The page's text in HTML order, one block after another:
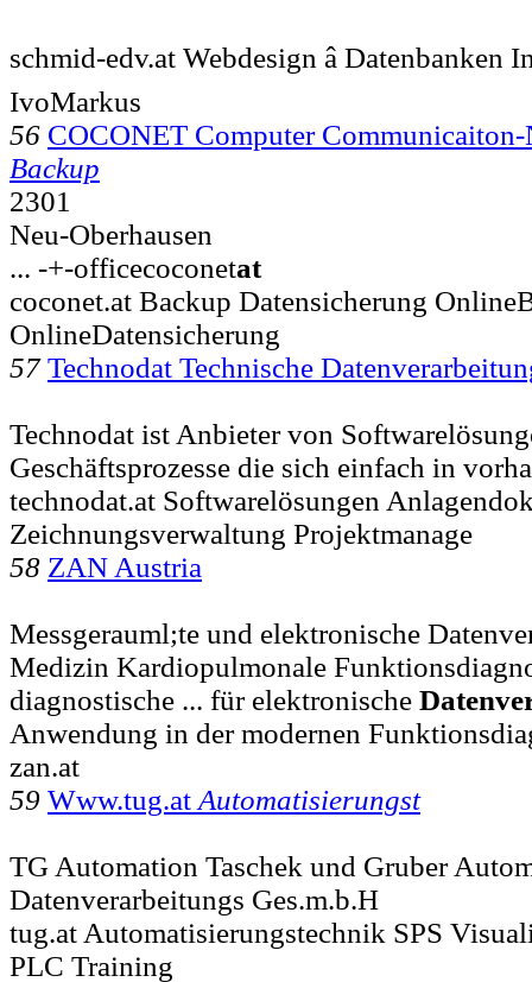
schmid-edv.at Webdesign â
IvoMarkus
56 COCONET Computer
Backup
2301
Neu-Oberhausen
... -+-officecoconetat
coconet.at Backup Datensicherung
OnlineDatensicherung
57 Technodat Technische
Technodat ist Anbieter von
Geschäftsprozesse die sich einfach in
technodat.at Softwarelösungen
Zeichnungsverwaltung Projektmanage
58 ZAN Austria
Messgerauml;te und elektronische
Medizin Kardiopulmonale
diagnostische ... für elektronische
Anwendung in der modernen
zan.at
59 Www.tug.at Automatisierungst
TG Automation Taschek und Gruber
Datenverarbeitungs Ges.m.b.H
tug.at Automatisierungstechnik SPS
PLC Training